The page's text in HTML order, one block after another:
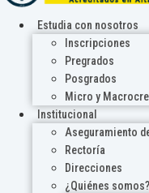
Estudia con nosotros
Inscripciones
Pregrados
Posgrados
Micro y
Institucional
Aseguramiento
Rectoría
Direcciones
¿Quiénes somos?